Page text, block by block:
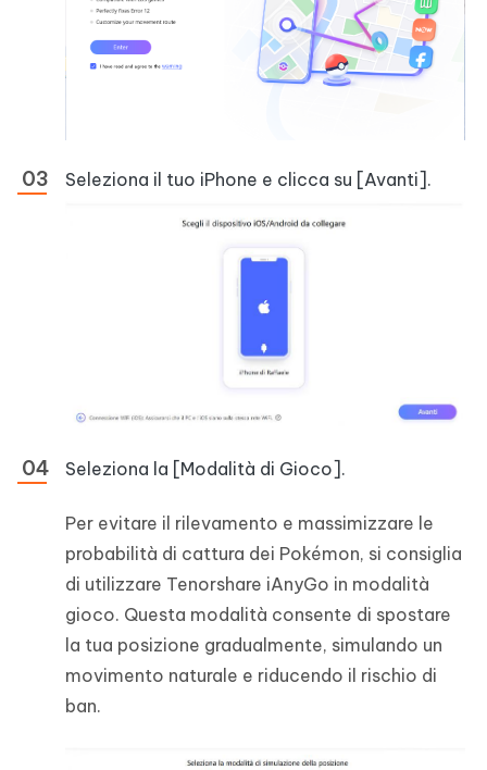
Seleziona il tuo iPhone e clicca su [Avanti].
Seleziona la [Modalità di Gioco].
Per evitare il rilevamento e massimizzare le
probabilità di cattura dei Pokémon, si consiglia
di utilizzare Tenorshare iAnyGo in modalità
gioco. Questa modalità consente di spostare
la tua posizione gradualmente, simulando un
movimento naturale e riducendo il rischio di
ban.